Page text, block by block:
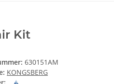
Kit
630151AM
KONGSBERG